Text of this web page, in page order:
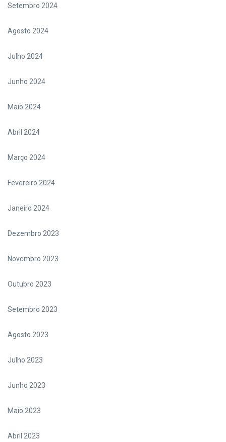
Setembro 2024
Agosto 2024
Julho 2024
Junho 2024
Maio 2024
Abril 2024
Março 2024
Fevereiro 2024
Janeiro 2024
Dezembro 2023
Novembro 2023
Outubro 2023
Setembro 2023
Agosto 2023
Julho 2023
Junho 2023
Maio 2023
Abril 2023